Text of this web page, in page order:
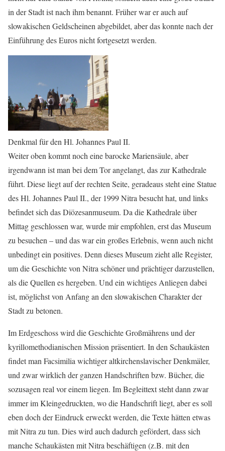
in der Stadt ist nach ihm benannt. Früher war er auch auf
slowakischen Geldscheinen abgebildet, aber das konnte nach der
Einführung des Euros nicht fortgesetzt werden.
Denkmal für den Hl. Johannes Paul II.
Weiter oben kommt noch eine barocke Mariensäule, aber
irgendwann ist man bei dem Tor angelangt, das zur Kathedrale
führt. Diese liegt auf der rechten Seite, geradeaus steht eine Statue
des Hl. Johannes Paul II., der 1999 Nitra besucht hat, und links
befindet sich das Diözesanmuseum. Da die Kathedrale über
Mittag geschlossen war, wurde mir empfohlen, erst das Museum
zu besuchen – und das war ein großes Erlebnis, wenn auch nicht
unbedingt ein positives. Denn dieses Museum zieht alle Register,
um die Geschichte von Nitra schöner und prächtiger darzustellen,
als die Quellen es hergeben. Und ein wichtiges Anliegen dabei
ist, möglichst von Anfang an den slowakischen Charakter der
Stadt zu betonen.
Im Erdgeschoss wird die Geschichte Großmährens und der
kyrillomethodianischen Mission präsentiert. In den Schaukästen
findet man Facsimilia wichtiger altkirchenslavischer Denkmäler,
und zwar wirklich der ganzen Handschriften bzw. Bücher, die
sozusagen real vor einem liegen. Im Begleittext steht dann zwar
immer im Kleingedruckten, wo die Handschrift liegt, aber es soll
eben doch der Eindruck erweckt werden, die Texte hätten etwas
mit Nitra zu tun. Dies wird auch dadurch gefördert, dass sich
manche Schaukästen mit Nitra beschäftigen (z.B. mit den